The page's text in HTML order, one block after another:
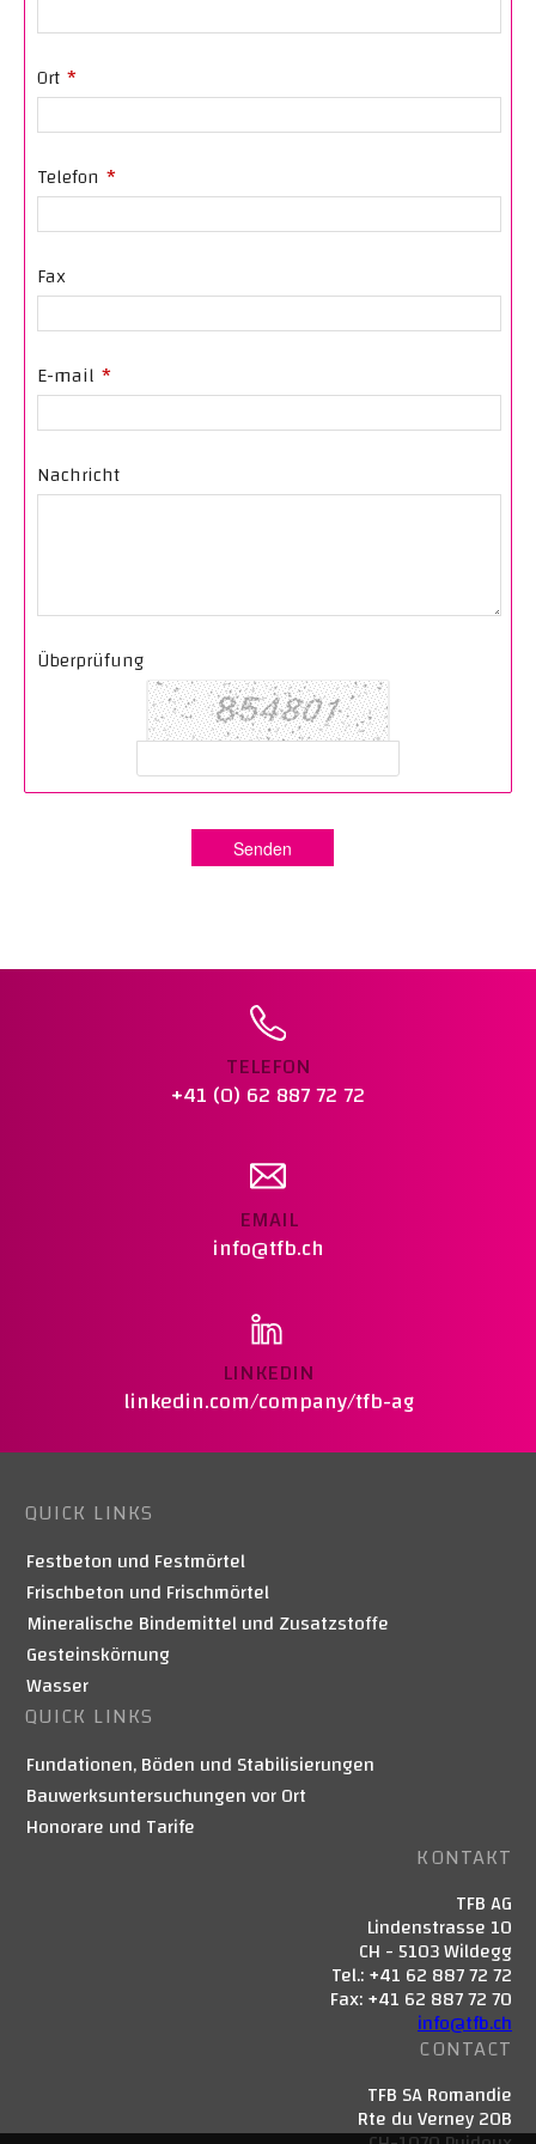
Ort *
Telefon *
Fax
E-mail *
Nachricht
Überprüfung
Senden
TELEFON
+41 (0) 62 887 72 72
EMAIL
info@tfb.ch
LINKEDIN
linkedin.com/company/tfb-ag
QUICK LINKS
Festbeton und Festmörtel
Frischbeton und Frischmörtel
Mineralische Bindemittel und Zusatzstoffe
Gesteinskörnung
Wasser
QUICK LINKS
Fundationen, Böden und Stabilisierungen
Bauwerksuntersuchungen vor Ort
Honorare und Tarife
KONTAKT
TFB AG
Lindenstrasse 10
CH - 5103 Wildegg
Tel.: +41 62 887 72 72
Fax: +41 62 887 72 70
info@tfb.ch
CONTACT
TFB SA Romandie
Rte du Verney 20B